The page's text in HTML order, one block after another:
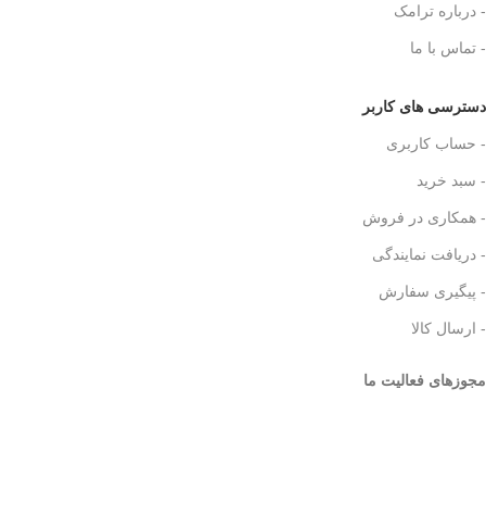
- درباره ترامک
- تماس با ما
دسترسی های کاربر
- حساب کاربری
- سبد خرید
- همکاری در فروش
- دریافت نمایندگی
- پیگیری سفارش
- ارسال کالا
مجوزهای فعالیت ما